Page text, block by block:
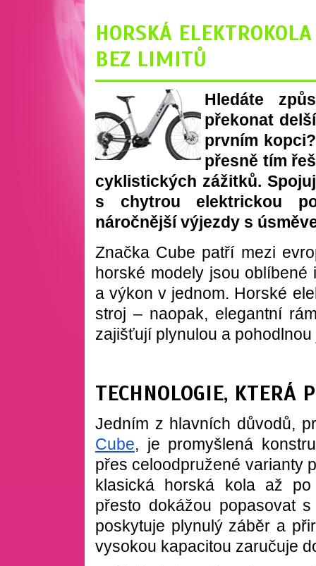
HORSKÁ
BEZ LIMITŮ
Hledáte
překonat
prvním
přesně tím
cyklistických zážitků.
s chytrou elektrickou
náročnější výjezdy s
Značka Cube patří mezi
horské modely jsou
a výkon v jednom. Horské
stroj – naopak, elegantní
zajišťují plynulou a
TECHNOLOGIE, KTERÁ
Jedním z hlavních důvodů,
Cube, je promyšlená
přes celoodpružené varianty
klasická horská kola až
přesto dokážou popasovat
poskytuje plynulý záběr a
vysokou kapacitou zaručuje